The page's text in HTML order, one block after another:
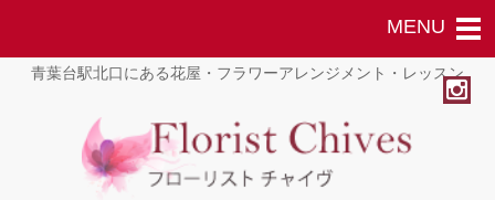
青葉台駅北口にある花屋・フラワーアレンジメント・レッスン